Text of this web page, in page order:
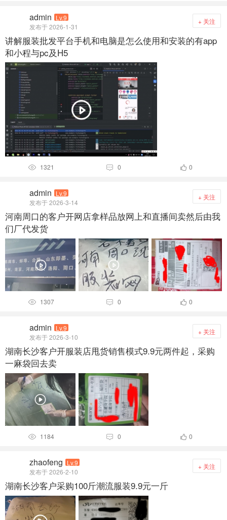
admin Lv.9
发布于 2026-1-31
+ 关注
讲解服装批发平台手机和电脑是怎么使用和安装的有app
和小程与pc及H5
 1321  0  0
admin Lv.9
发布于 2026-3-14
+ 关注
河南周口的客户开网店拿样品放网上和直播间卖然后由我
们厂代发货
 1307  0  0
admin Lv.9
发布于 2026-3-10
+ 关注
湖南长沙客户开服装店甩货销售模式9.9元两件起，采购
一麻袋回去卖
 1184  0  0
zhaofeng Lv.9
发布于 2026-2-10
+ 关注
湖南长沙客户采购100斤潮流服装9.9元一斤